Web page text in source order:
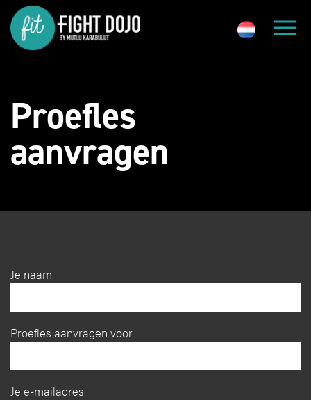
Proefles
aanvragen
Je naam
Proefles aanvragen voor
Je e-mailadres